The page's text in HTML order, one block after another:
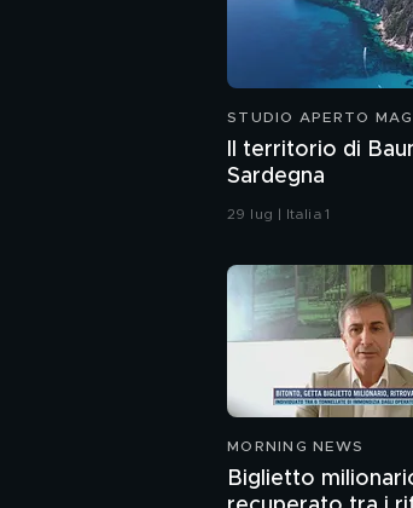
STUDIO APERTO MAG
Il territorio di
Sardegna
29 lug | Italia 1
MORNING NEWS
Biglietto